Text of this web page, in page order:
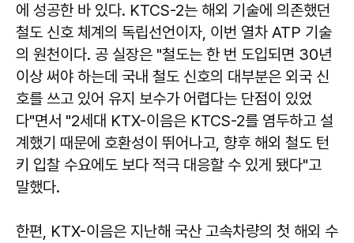
에 성공한 바 있다. KTCS-2는 해외 기술에 의존했던
철도 신호 체계의 독립선언이자, 이번 열차 ATP 기술
의 원천이다. 공 실장은 "철도는 한 번 도입되면 30년
이상 써야 하는데 국내 철도 신호의 대부분은 외국 신
호를 쓰고 있어 유지 보수가 어렵다는 단점이 있었
다"면서 "2세대 KTX-이음은 KTCS-2를 염두하고 설
계했기 때문에 호환성이 뛰어나고, 향후 해외 철도 턴
키 입찰 수요에도 보다 적극 대응할 수 있게 됐다"고
말했다.
한편, KTX-이음은 지난해 국산 고속차량의 첫 해외 수